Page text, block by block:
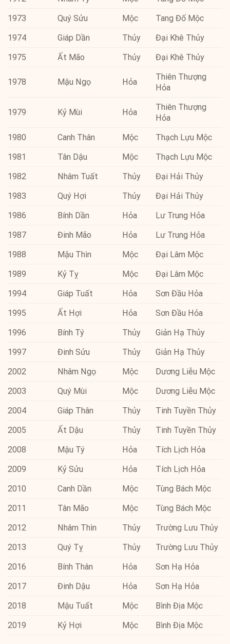
1973
Quý Sửu Mộc
Tang Đố Mộc
1974
Giáp Dần Thủy
Đại Khê Thủy
1975
Ất Mão Thủy Đại Khê Thủy
1978 Mậu Ngọ Hỏa
Thiên Thượng
Hỏa
1979 Kỷ Mùi Hỏa
Thiên Thượng
Hỏa
1980
Canh Thân Mộc
Thạch Lựu Mộc
1981
Tân Dậu Mộc
Thạch Lựu Mộc
1982
Nhâm Tuất Thủy
Đại Hải Thủy
1983
Quý Hợi Thủy
Đại Hải Thủy
1986
Bính Dần Hỏa
Lư Trung Hỏa
1987
Đinh Mão Hỏa
Lư Trung Hỏa
1988
Mậu Thìn Mộc
Đại Lâm Mộc
1989
Kỷ Tỵ Mộc
Đại Lâm Mộc
1994
Giáp Tuất Hỏa
Sơn Đầu Hỏa
1995
Ất Hợi Hỏa
Sơn Đầu Hỏa
1996
Bính Tý Thủy
Giản Hạ Thủy
1997
Đinh Sửu Thủy
Giản Hạ Thủy
2002
Nhâm Ngọ Mộc
Dương Liễu Mộc
2003
Quý Mùi Mộc
Dương Liễu Mộc
2004
Giáp Thân Thủy
Tinh Tuyền Thủy
2005
Ất Dậu Thủy
Tinh Tuyền Thủy
2008
Mậu Tý Hỏa
Tích Lịch Hỏa
2009
Kỷ Sửu Hỏa
Tích Lịch Hỏa
2010
Canh Dần Mộc
Tùng Bách Mộc
2011
Tân Mão Mộc
Tùng Bách Mộc
2012
Nhâm Thìn Thủy
Trường Lưu Thủy
2013
Quý Tỵ Thủy
Trường Lưu Thủy
2016
Bính Thân Hỏa
Sơn Hạ Hỏa
2017
Đinh Dậu Hỏa
Sơn Hạ Hỏa
2018
Mậu Tuất Mộc
Bình Địa Mộc
2019
Kỷ Hợi Mộc Bình Địa Mộc